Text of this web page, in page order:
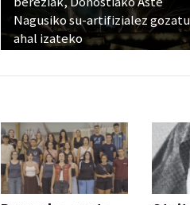
Nagusiko su-artifizialez gozatu
ahal izateko